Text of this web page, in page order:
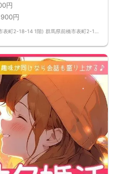
円
円